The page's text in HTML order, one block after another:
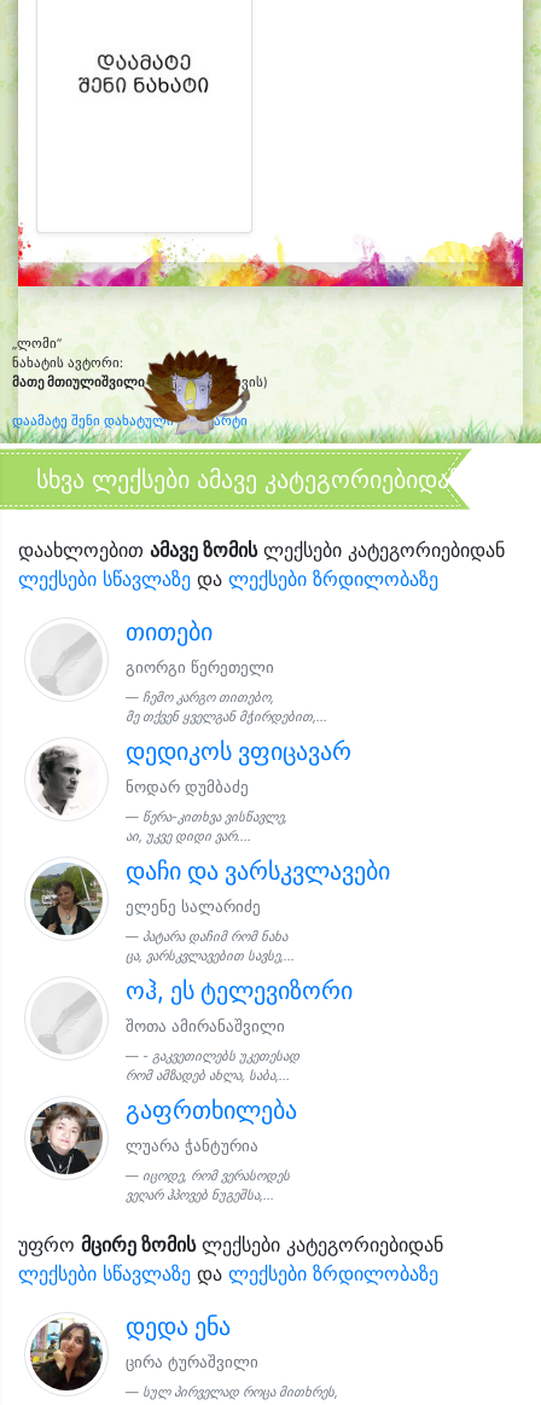
„ლომი“
ნახატის ავტორი:
მათე მთიულიშვილი(5წლის და 8თვის)
დაამატე შენი დახატული კლიპარტი
სხვა ლექსები ამავე კატეგორიებიდან
დაახლოებით ამავე ზომისლექსები კატეგორიებიდან
ლექსები სწავლაზე და ლექსები ზრდილობაზე
თითები
გიორგი წერეთელი
ჩემო კარგო თითებო,
მე თქვენ ყველგან მჭირდებით,...
დედიკოს ვფიცავარ
ნოდარ დუმბაძე
წერა-კითხვა ვისწავლე,
აი, უკვე დიდი ვარ....
დაჩი და ვარსკვლავები
ელენე სალარიძე
პატარა დაჩიმ რომ ნახა
ცა, ვარსკვლავებით სავსე,...
ოჰ, ეს ტელევიზორი
შოთა ამირანაშვილი
- გაკვეთილებს უკეთესად
რომ ამზადებ ახლა, საბა,...
გაფრთხილება
ლუარა ჭანტურია
იცოდე, რომ ვერასოდეს
ვეღარ ჰპოვებ ნუგეშსა,...
უფრო მცირე ზომისლექსები კატეგორიებიდან
ლექსები სწავლაზე და ლექსები ზრდილობაზე
დედა ენა
ცირა ტურაშვილი
სულ პირველად როცა მითხრეს,